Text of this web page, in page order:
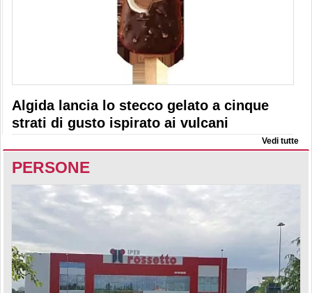
Algida lancia lo stecco gelato a cinque
strati di gusto ispirato ai vulcani
Vedi tutte
PERSONE